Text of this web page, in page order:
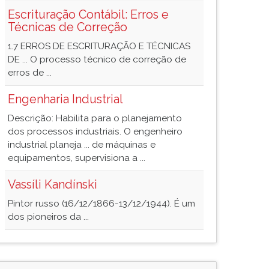
Escrituração Contábil: Erros e
Técnicas de Correção
1.7 ERROS DE ESCRITURAÇÃO E TÉCNICAS
DE ... O processo técnico de correção de
erros de ...
Engenharia Industrial
Descrição: Habilita para o planejamento
dos processos industriais. O engenheiro
industrial planeja ... de máquinas e
equipamentos, supervisiona a ...
Vassíli Kandínski
Pintor russo (16/12/1866-13/12/1944). É um
dos pioneiros da ...